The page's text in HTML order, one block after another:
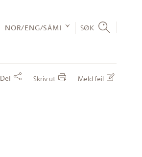
NOR/ENG/SÁMI SØK
Del Skriv ut Meld feil